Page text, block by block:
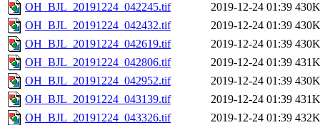
OH_BJL_20191224_042245.tif
2019-12-24 01:39 430K
OH_BJL_20191224_042432.tif
2019-12-24 01:39 430K
OH_BJL_20191224_042619.tif
2019-12-24 01:39 430K
OH_BJL_20191224_042806.tif
2019-12-24 01:39 431K
OH_BJL_20191224_042952.tif
2019-12-24 01:39 430K
OH_BJL_20191224_043139.tif
2019-12-24 01:39 431K
OH_BJL_20191224_043326.tif
2019-12-24 01:39 432K